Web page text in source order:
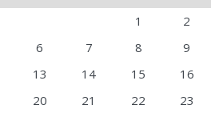
1
2
6 7 8
9
13 14 15
16
20 21 22
23